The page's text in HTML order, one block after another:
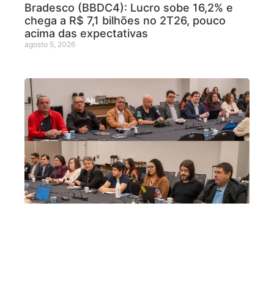
Bradesco (BBDC4): Lucro sobe 16,2% e
chega a R$ 7,1 bilhões no 2T26, pouco
acima das expectativas
agosto 5, 2026